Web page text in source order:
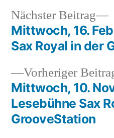
Vorheriger
Mittwoch, 10.
Lesebühne Sax
GrooveStation
Nächster Beitrag
Mittwoch, 16.
Sax Royal in der